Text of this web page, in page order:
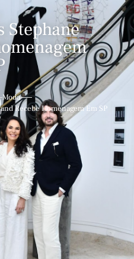
Stephane
Moda
Recebe Homenagem Em SP